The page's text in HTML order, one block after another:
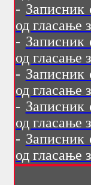
- Записник
од гласање
- Записник
од гласање
- Записник
од гласање
- Записник
од гласање
- Записник
од гласање